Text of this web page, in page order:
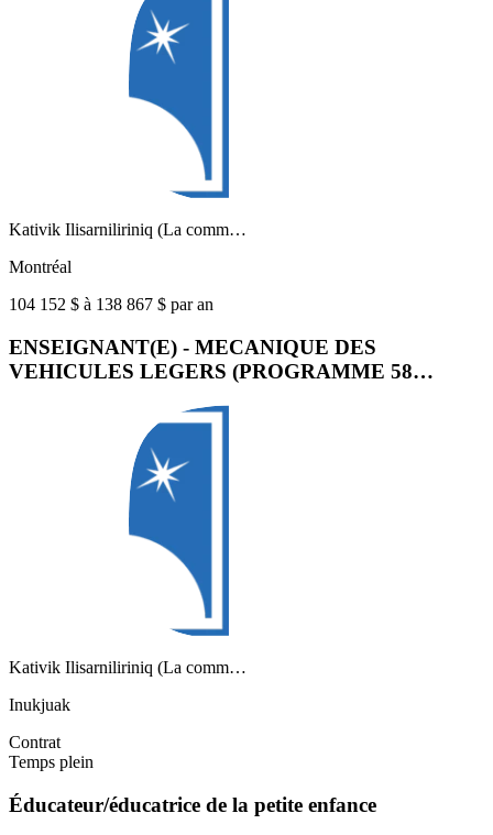
Kativik Ilisarniliriniq (La comm…
Montréal
104 152 $ à 138 867 $ par an
ENSEIGNANT(E) - MECANIQUE DES
VEHICULES LEGERS (PROGRAMME 58…
Kativik Ilisarniliriniq (La comm…
Inukjuak
Contrat
Temps plein
Éducateur/éducatrice de la petite enfance